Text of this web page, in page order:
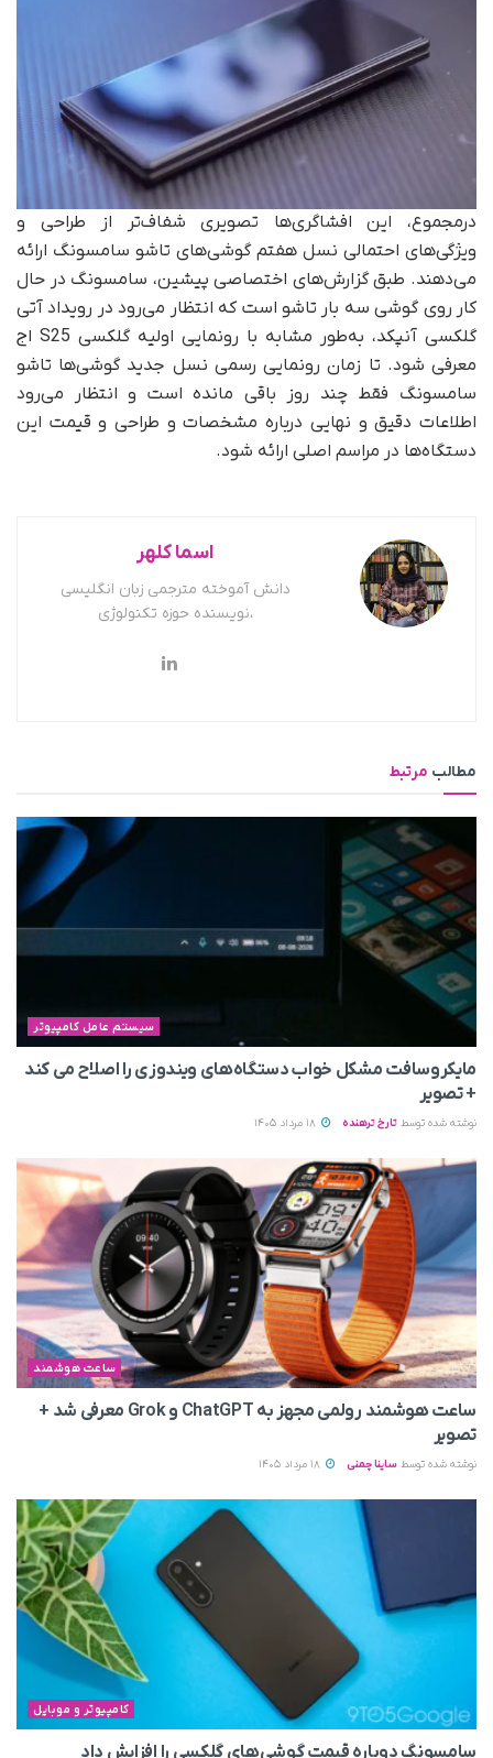
درمجموع، این افشاگری‌ها تصویری شفاف‌تر از طراحی و
ویژگی‌های احتمالی نسل هفتم گوشی‌های تاشو سامسونگ ارائه
می‌دهند. طبق گزارش‌های اختصاصی پیشین، سامسونگ در حال
کار روی گوشی سه بار تاشو است که انتظار می‌رود در رویداد آتی
گلکسی آنپکد، به‌طور مشابه با رونمایی اولیه گلکسی S25 اج
معرفی شود. تا زمان رونمایی رسمی نسل جدید گوشی‌ها تاشو
سامسونگ فقط چند روز باقی مانده است و انتظار می‌رود
اطلاعات دقیق و نهایی درباره مشخصات و طراحی و قیمت این
دستگاه‌ها در مراسم اصلی ارائه شود.
اسما کلهر
دانش آموخته مترجمی زبان انگلیسی
،نویسنده حوزه تکنولوژی
مطالب مرتبط
سیستم عامل کامپیوتر
مایکروسافت مشکل خواب دستگاه‌های ویندوزی را اصلاح می‌ کند
+ تصویر
نوشته شده توسط تارخ ترهنده
ساعت هوشمند
ساعت هوشمند رولمی مجهز به ChatGPT و Grok معرفی شد +
تصویر
نوشته شده توسط ساینا چمنی
کامپیوتر و موبایل
سامسونگ دوباره قیمت گوشی‌های گلکسی را افزایش داد